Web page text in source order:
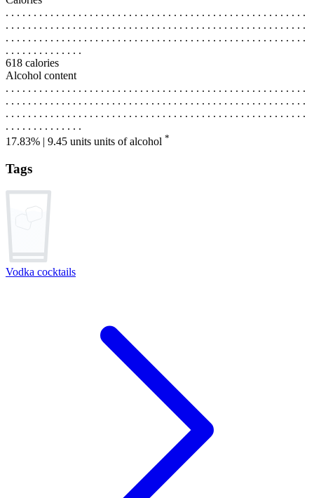
. . . . . . . . . . . . . . . . . . . . . . . . . . . . . . . . . . . . . . . . . . . . . . . . . . . . . .
. . . . . . . . . . . . . . . . . . . . . . . . . . . . . . . . . . . . . . . . . . . . . . . . . . . . . .
. . . . . . . . . . . . . . . . . . . . . . . . . . . . . . . . . . . . . . . . . . . . . . . . . . . . . .
. . . . . . . . . . . . . .
618 calories
Alcohol content
. . . . . . . . . . . . . . . . . . . . . . . . . . . . . . . . . . . . . . . . . . . . . . . . . . . . . .
. . . . . . . . . . . . . . . . . . . . . . . . . . . . . . . . . . . . . . . . . . . . . . . . . . . . . .
. . . . . . . . . . . . . . . . . . . . . . . . . . . . . . . . . . . . . . . . . . . . . . . . . . . . . .
. . . . . . . . . . . . . .
17.83% | 9.45 units units of alcohol *
Tags
Vodka cocktails